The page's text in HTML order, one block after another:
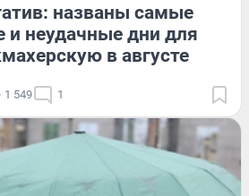
названы самые
и неудачные дни для
в августе
1 549 1